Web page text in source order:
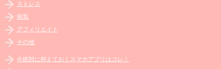
ストレス
病気
アフィリエイト
その他
今絶対に抑えておくスマホアプリはコレ！